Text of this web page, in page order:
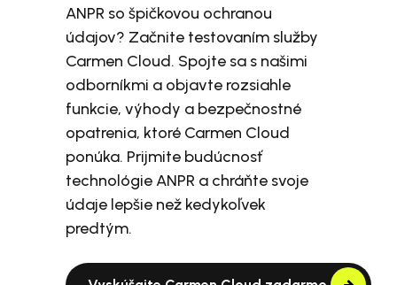
ANPR so špičkovou ochranou
údajov? Začnite testovaním služby
Carmen Cloud. Spojte sa s našimi
odborníkmi a objavte rozsiahle
funkcie, výhody a bezpečnostné
opatrenia, ktoré Carmen Cloud
ponúka. Prijmite budúcnosť
technológie ANPR a chráňte svoje
údaje lepšie než kedykoľvek
predtým.